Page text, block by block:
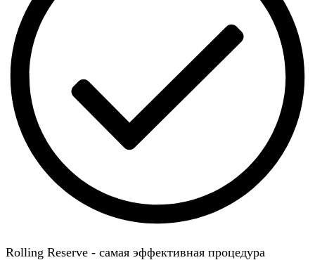
Rolling Reserve - самая эффективная процедура